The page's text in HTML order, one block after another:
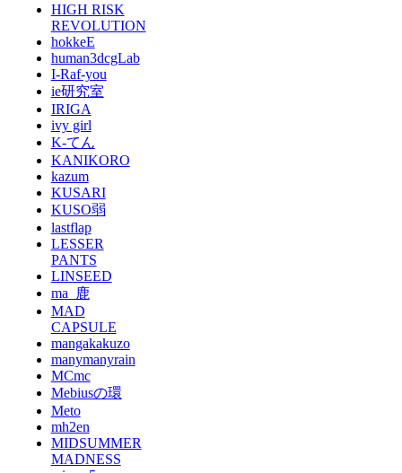
HIGH RISK
REVOLUTION
hokkeE
human3dcgLab
I-Raf-you
ie研究室
IRIGA
ivy girl
K-てん
KANIKORO
kazum
KUSARI
KUSO弱
lastflap
LESSER
PANTS
LINSEED
ma_鹿
MAD
CAPSULE
mangakakuzo
manymanyrain
MCmc
Mebiusの環
Meto
mh2en
MIDSUMMER
MADNESS